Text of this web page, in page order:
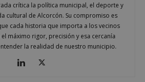
crítica la política municipal, el deporte y
cultural de Alcorcón. Su compromiso es
cada historia que importa a los vecinos
máximo rigor, precisión y esa cercanía
la realidad de nuestro municipio.